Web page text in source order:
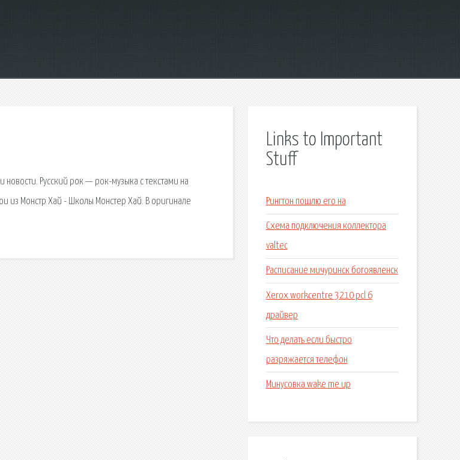
Русский рок — рок-музыка с текстами на
из Монстр Хай - Школы Монстер Хай. В оригинале
Links to Important
Stuff
Рингтон пошлю его на
Схема подключения коллектора
valtec
Расписание мичуринск богоявленск
Xerox workcentre 3210 pcl 6
драйвер
Что делать если быстро
разряжается телефон
Минусовка wake me up